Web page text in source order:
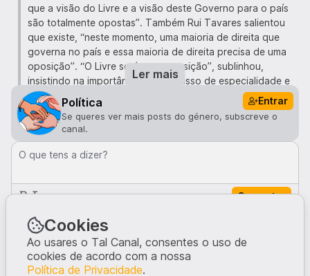
que a visão do Livre e a visão deste Governo para o país
são totalmente opostas”. Também Rui Tavares salientou
que existe, “neste momento, uma maioria de direita que
governa no país e essa maioria de direita precisa de uma
oposição”. “O Livre será essa oposição”, sublinhou,
insistindo na importância do processo de especialidade e
do papel do Parlamento nesse período.
O Parlamento debate e vota hoje, na generalidade, a
proposta de Orçamento do Estado para o próximo ano,
apresentada pelo Governo PSD/CDS-PP.
Ler mais
Política Entrar
Se queres ver mais posts do género, subscreve o
canal.
O que tens a dizer?
Comentar
Comentários · 0
Ninguém comentou neste post.
Cookies
Ao usares o Tal Canal, consentes o uso de
cookies de acordo com a nossa
Política de Privacidade.